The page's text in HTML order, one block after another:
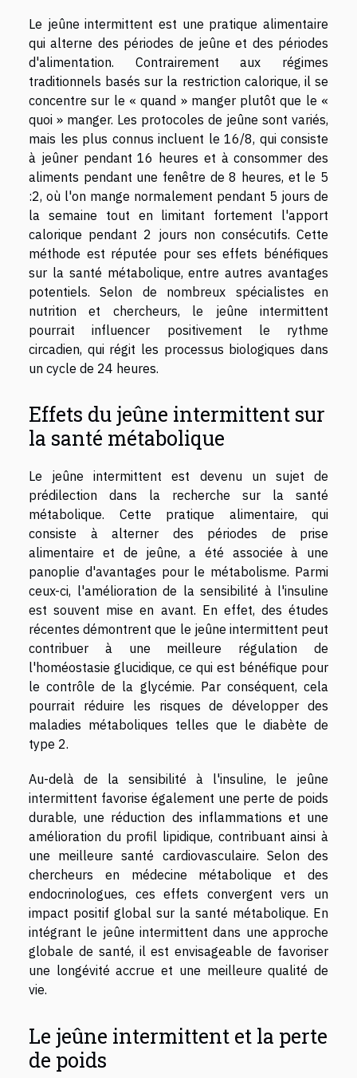
Le jeûne intermittent est une pratique alimentaire
qui alterne des périodes de jeûne et des périodes
d'alimentation. Contrairement aux régimes
traditionnels basés sur la restriction calorique, il se
concentre sur le « quand » manger plutôt que le «
quoi » manger. Les protocoles de jeûne sont variés,
mais les plus connus incluent le 16/8, qui consiste
à jeûner pendant 16 heures et à consommer des
aliments pendant une fenêtre de 8 heures, et le 5
:2, où l'on mange normalement pendant 5 jours de
la semaine tout en limitant fortement l'apport
calorique pendant 2 jours non consécutifs. Cette
méthode est réputée pour ses effets bénéfiques
sur la santé métabolique, entre autres avantages
potentiels. Selon de nombreux spécialistes en
nutrition et chercheurs, le jeûne intermittent
pourrait influencer positivement le rythme
circadien, qui régit les processus biologiques dans
un cycle de 24 heures.
Effets du jeûne intermittent sur
la santé métabolique
Le jeûne intermittent est devenu un sujet de
prédilection dans la recherche sur la santé
métabolique. Cette pratique alimentaire, qui
consiste à alterner des périodes de prise
alimentaire et de jeûne, a été associée à une
panoplie d'avantages pour le métabolisme. Parmi
ceux-ci, l'amélioration de la sensibilité à l'insuline
est souvent mise en avant. En effet, des études
récentes démontrent que le jeûne intermittent peut
contribuer à une meilleure régulation de
l'homéostasie glucidique, ce qui est bénéfique pour
le contrôle de la glycémie. Par conséquent, cela
pourrait réduire les risques de développer des
maladies métaboliques telles que le diabète de
type 2.
Au-delà de la sensibilité à l'insuline, le jeûne
intermittent favorise également une perte de poids
durable, une réduction des inflammations et une
amélioration du profil lipidique, contribuant ainsi à
une meilleure santé cardiovasculaire. Selon des
chercheurs en médecine métabolique et des
endocrinologues, ces effets convergent vers un
impact positif global sur la santé métabolique. En
intégrant le jeûne intermittent dans une approche
globale de santé, il est envisageable de favoriser
une longévité accrue et une meilleure qualité de
vie.
Le jeûne intermittent et la perte
de poids